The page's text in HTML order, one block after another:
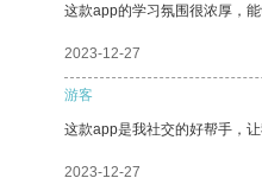
这款app的学习氛围很浓厚，
2023-12-27
游客
这款app是我社交的好帮手，
2023-12-27